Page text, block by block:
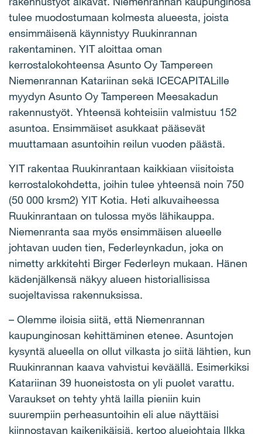
tulee muodostumaan kolmesta alueesta, joista
ensimmäisenä käynnistyy Ruukinrannan
rakentaminen. YIT aloittaa oman
kerrostalokohteensa Asunto Oy Tampereen
Niemenrannan Katariinan sekä ICECAPITALille
myydyn Asunto Oy Tampereen Meesakadun
rakennustyöt. Yhteensä kohteisiin valmistuu 152
asuntoa. Ensimmäiset asukkaat pääsevät
muuttamaan asuntoihin reilun vuoden päästä.
YIT rakentaa Ruukinrantaan kaikkiaan viisitoista
kerrostalokohdetta, joihin tulee yhteensä noin 750
(50 000 krsm2) YIT Kotia. Heti alkuvaiheessa
Ruukinrantaan on tulossa myös lähikauppa.
Niemenranta saa myös ensimmäisen alueelle
johtavan uuden tien, Federleynkadun, joka on
nimetty arkkitehti Birger Federleyn mukaan. Hänen
kädenjälkensä näkyy alueen historiallisissa
suojeltavissa rakennuksissa.
– Olemme iloisia siitä, että Niemenrannan
kaupunginosan kehittäminen etenee. Asuntojen
kysyntä alueella on ollut vilkasta jo siitä lähtien, kun
Ruukinrannan kaava vahvistui keväällä. Esimerkiksi
Katariinan 39 huoneistosta on yli puolet varattu.
Varaukset on tehty yhtä lailla pieniin kuin
suurempiin perheasuntoihin eli alue näyttäisi
kiinnostavan kaikenikäisiä, kertoo aluejohtaja Ilkka